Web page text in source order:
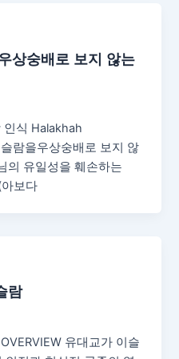
상숭배로 보지 않는
인식 Halakhah
람을우상숭배로 보지 않
의 유일성을 훼손하는
보다
람
유대교가 이슬